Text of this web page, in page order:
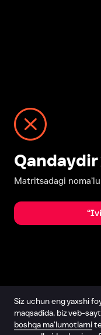
Matritsadagi
Siz uchun eng yaxshi
maqsadida, biz veb-
boshqa ma’lumotlarni